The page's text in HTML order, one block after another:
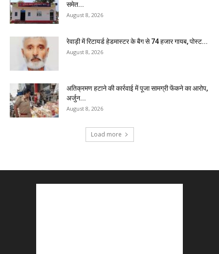
समेत...
August 8, 2026
रेवाड़ी में रिटायर्ड हेडमास्टर के बैग से ₹74 हजार गायब, पोस्ट...
August 8, 2026
अतिक्रमण हटाने की कार्रवाई में पूजा सामग्री फेंकने का आरोप,
अर्जुन...
August 8, 2026
Load more